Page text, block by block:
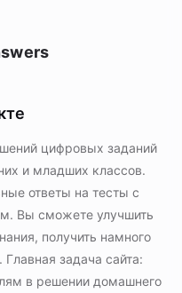
цифровых заданий
и младших классов.
ответы на тесты с
Вы сможете улучшить
получить намного
задача сайта:
в решении домашнего